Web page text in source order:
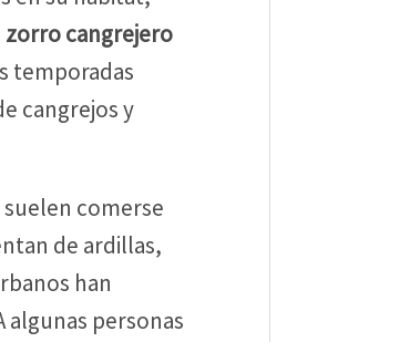
zorro cangrejero
temporadas
cangrejos y
comerse
de ardillas,
han
personas